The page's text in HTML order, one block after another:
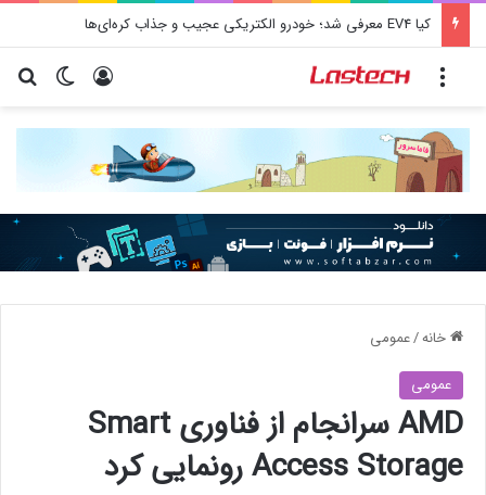
کیا EV4 معرفی شد؛ خودرو الکتریکی عجیب و جذاب کره‌ای‌ها
تغییر ورود
خانه/عمومی
عمومی
AMD سرانجام از فناوری Smart
Access Storage رونمایی کرد